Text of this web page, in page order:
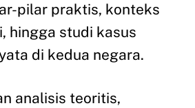
pilar praktis, konteks
hingga studi kasus
di kedua negara.
analisis teoritis,